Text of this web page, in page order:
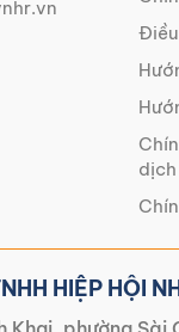
Điều
dịch
HIỆP HỘI